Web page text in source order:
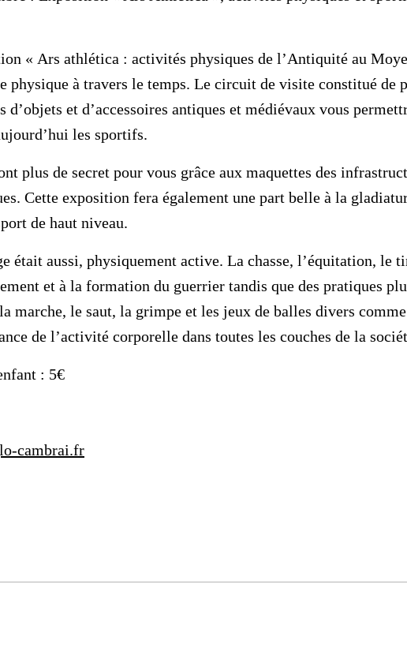
« Ars athlética : activités physiques de l’Antiquité au
physique à travers le temps. Le circuit de visite constitué de
d’objets et d’accessoires antiques et médiévaux vous
les sportifs.
plus de secret pour vous grâce aux maquettes des
Cette exposition fera également une part belle à la
de haut niveau.
était aussi, physiquement active. La chasse, l’équitation, le
et à la formation du guerrier tandis que des pratiques
marche, le saut, la grimpe et les jeux de balles divers
de l’activité corporelle dans toutes les couches de la
: 5€
cambrai.fr